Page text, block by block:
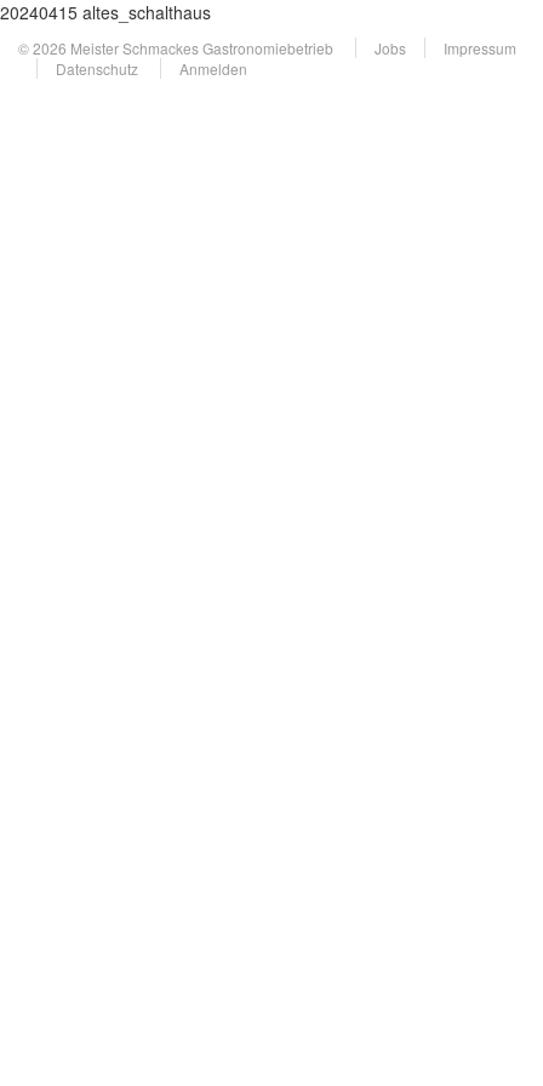
20240415 altes_schalthaus
© 2026 Meister Schmackes Gastronomiebetrieb Jobs
Impressum
Datenschutz
Anmelden